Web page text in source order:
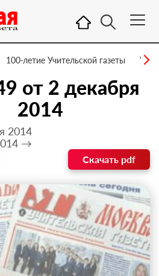
100-летие Учительской газеты УГ –
от 2 декабря
2014
2014
→
Скачать pdf